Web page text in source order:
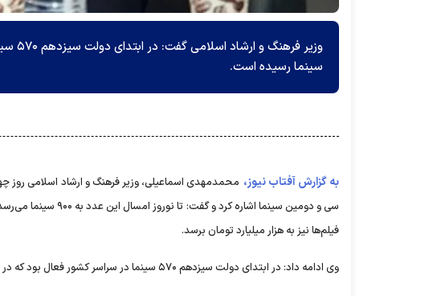
سینما رسیده است.
به گزارش آفتاب نیوز، محمدمهدی اسماعیلی، وزیر فرهنگ و ارشاد اسلامی روز
فیلم‌ها نیز به هزار میلیارد تومان برسد.
وی ادامه داد: در ابتدای دولت سیزدهم ۵۷۰ سینما در سراسر کشور فعال بود که در این مدت این میزان به ۹۰۰ سینما رسیده است.